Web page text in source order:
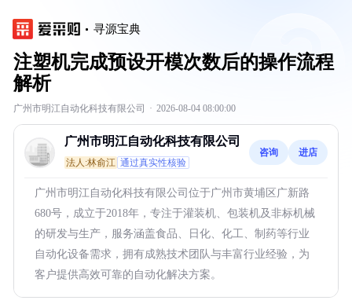
寻源宝典
注塑机完成预设开模次数后的操作流程
解析
广州市明江自动化科技有限公司 · 2026-08-04 08:00:00
广州市明江自动化科技有限公司
法人:林俞江 通过真实性核验
咨询 进店
广州市明江自动化科技有限公司位于广州市黄埔区广新路
680号，成立于2018年，专注于灌装机、包装机及非标机械
的研发与生产，服务涵盖食品、日化、化工、制药等行业
自动化设备需求，拥有成熟技术团队与丰富行业经验，为
客户提供高效可靠的自动化解决方案。